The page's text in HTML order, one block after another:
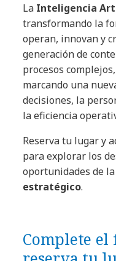
La Inteligencia
transformando la
operan, innovan y
generación de
procesos
marcando una
decisiones, la
la eficiencia
Reserva tu lugar y
para explorar los
oportunidades de la
estratégico.
Complete